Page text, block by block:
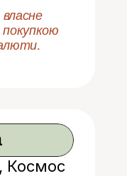
покупкою
Космос